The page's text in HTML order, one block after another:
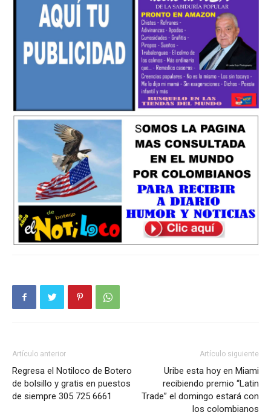
Artículo anterior
Regresa el Notiloco de Botero
de bolsillo y gratis en puestos
de siempre 305 725 6661
Artículo siguiente
Uribe esta hoy en Miami
recibiendo premio “Latin
Trade” el domingo estará con
los colombianos